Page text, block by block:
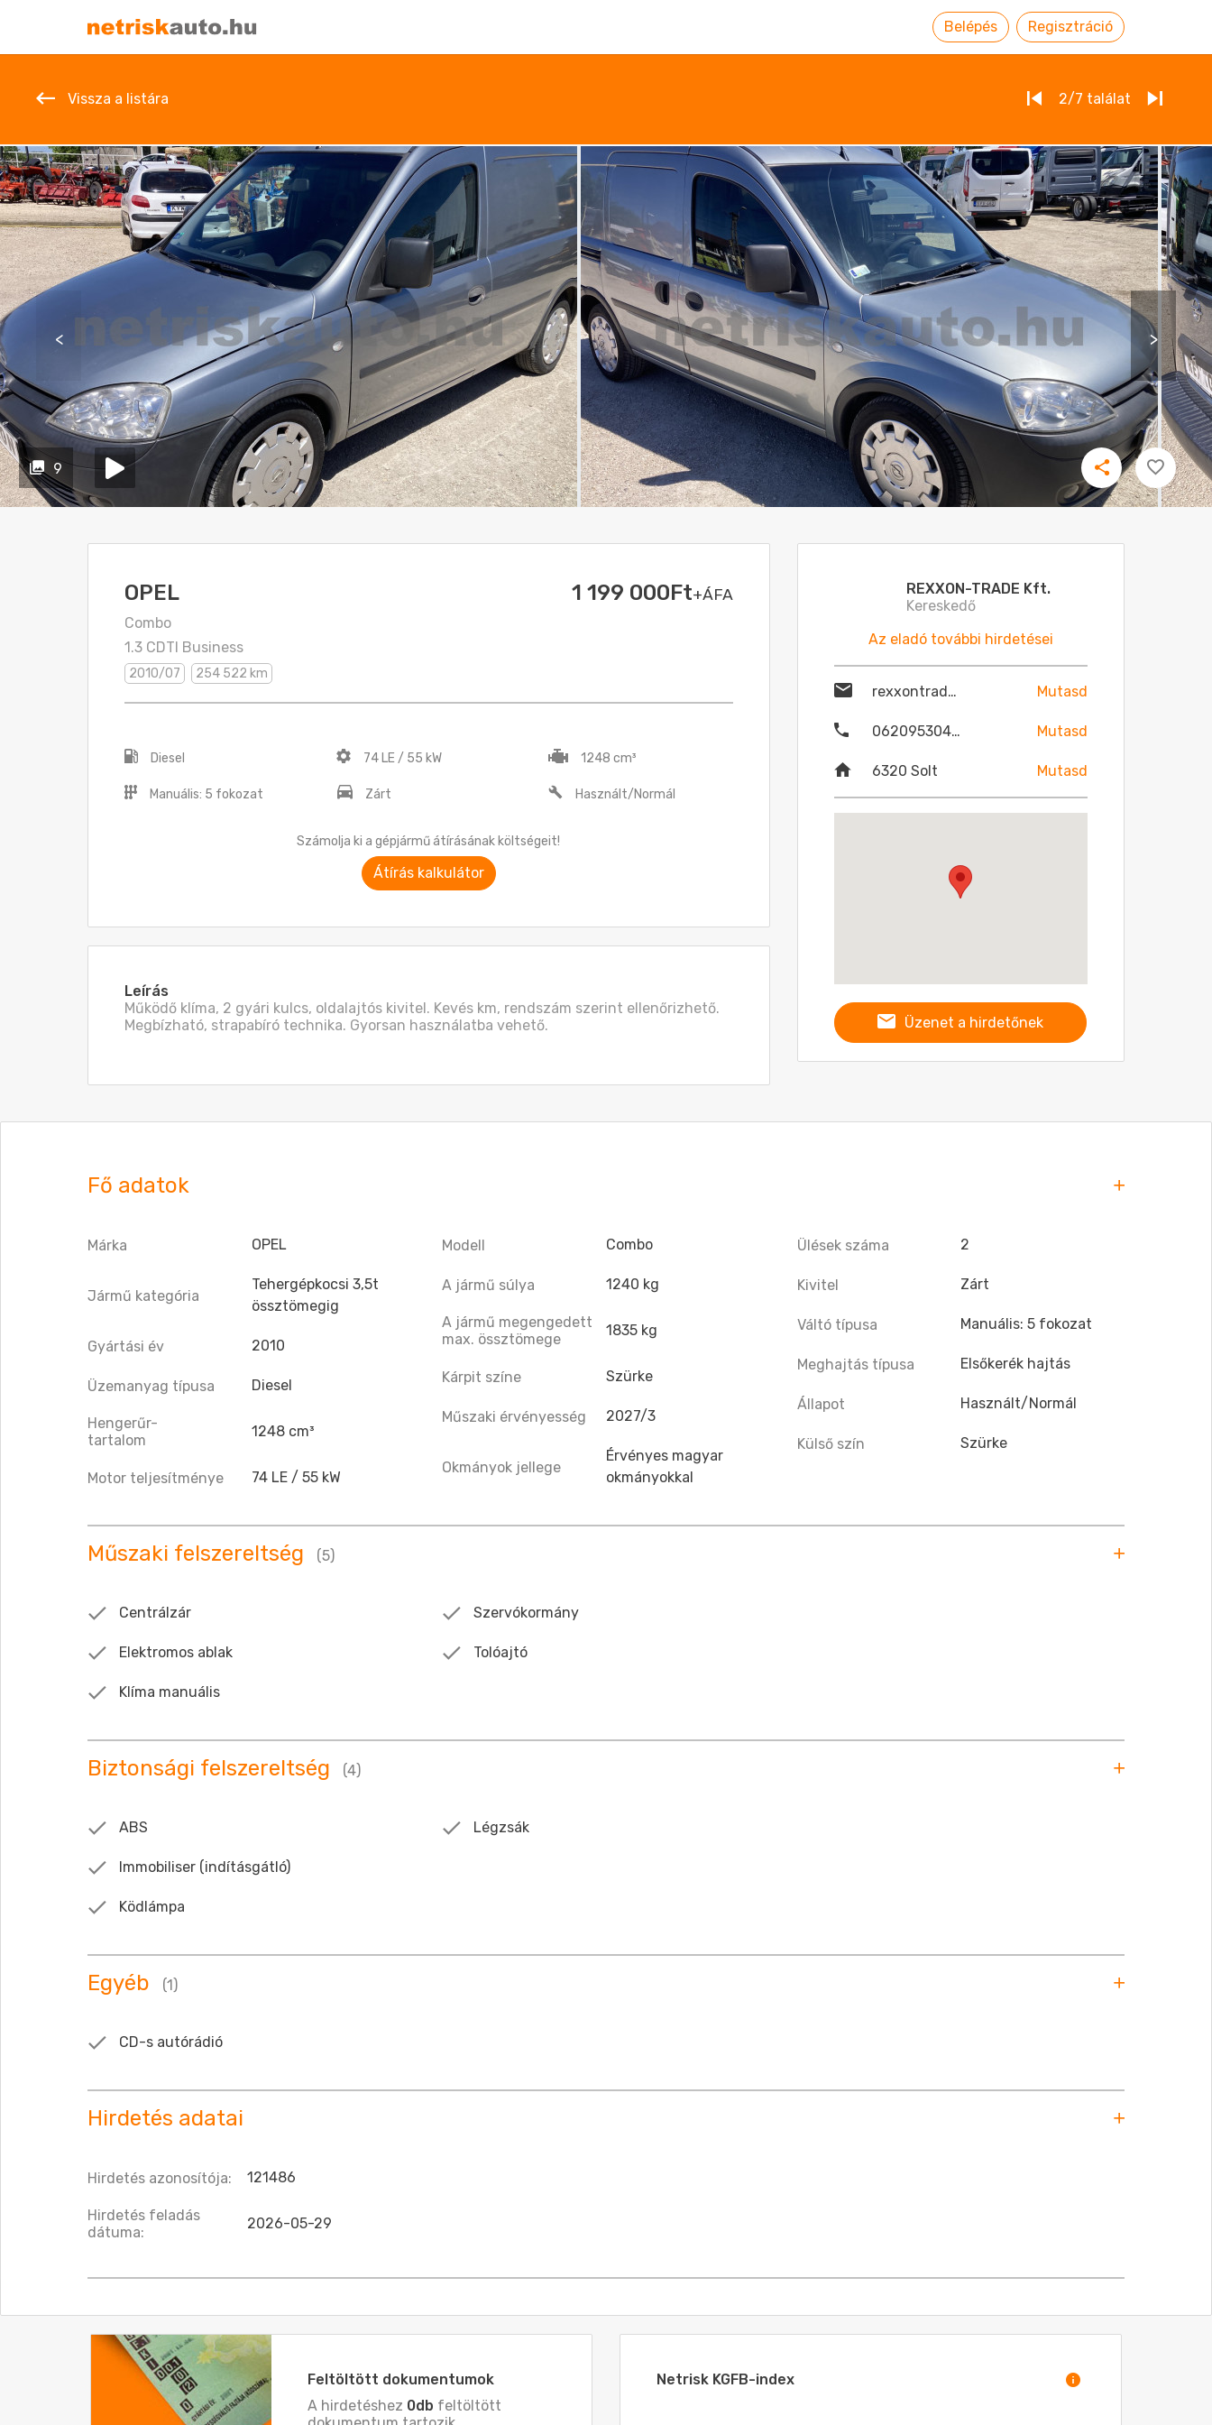
Belépés Regisztráció
2/7 találat
9
OPEL
Combo
1.3 CDTI Business
1 199 000Ft+ÁFA
2010/07 254 522 km
Diesel 74 LE / 55 kW 1248 cm³
Manuális: 5 fokozat Zárt Használt/Normál
Számolja ki a gépjármű átírásának költségeit!
Átírás kalkulátor
Leírás
Működő klíma, 2 gyári kulcs, oldalajtós kivitel. Kevés km, rendszám szerint ellenőrizhető.
Megbízható, strapabíró technika. Gyorsan használatba vehető.
REXXON-TRADE Kft.
Kereskedő
Az eladó további hirdetései
rexxontrade@gmail.com Mutasd
06209530479 Mutasd
6320 Solt Mutasd
Üzenet a hirdetőnek
Fő adatok
Márka OPEL
Jármű kategória
Tehergépkocsi 3,5t
össztömegig
Gyártási év 2010
Üzemanyag típusa Diesel
Hengerűr-
tartalom
1248 cm³
Motor teljesítménye 74 LE / 55 kW
Modell Combo
A jármű súlya 1240 kg
A jármű megengedett
max. össztömege
1835 kg
Kárpit színe Szürke
Műszaki érvényesség 2027/3
Okmányok jellege
Érvényes magyar
okmányokkal
Ülések száma 2
Kivitel Zárt
Váltó típusa Manuális: 5 fokozat
Meghajtás típusa Elsőkerék hajtás
Állapot Használt/Normál
Külső szín Szürke
Műszaki felszereltség (5)
Centrálzár
Elektromos ablak
Klíma manuális
Szervókormány
Tolóajtó
Biztonsági felszereltség (4)
ABS
Immobiliser (indításgátló)
Ködlámpa
Légzsák
Egyéb (1)
CD-s autórádió
Hirdetés adatai
Hirdetés azonosítója: 121486
Hirdetés feladás
dátuma:
2026-05-29
Feltöltött dokumentumok
A hirdetéshez 0db feltöltött
Netrisk KGFB-index